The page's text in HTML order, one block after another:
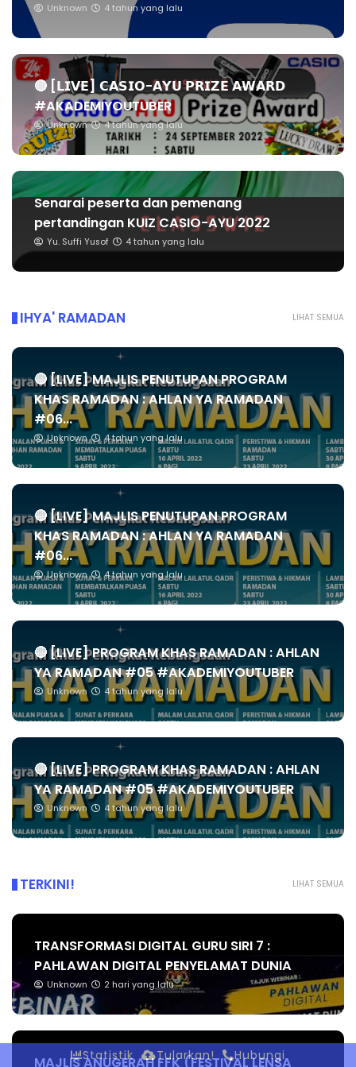
Unknown 4 tahun yang lalu
🔴 [𝗟𝗜𝗩𝗘] 𝗖𝗔𝗦𝗜𝗢-𝗔𝗬𝗨 𝗣𝗥𝗜𝗭𝗘 𝗔𝗪𝗔𝗥𝗗
#AKADEMIYOUTUBER
Unknown 4 tahun yang lalu
Senarai peserta dan pemenang
pertandingan KUIZ CASIO-AYU 2022
Yu. Suffi Yusof 4 tahun yang lalu
LIHAT SEMUA
IHYA' RAMADAN
🔴 [LIVE] MAJLIS PENUTUPAN PROGRAM
KHAS RAMADAN : AHLAN YA RAMADAN
#06...
Unknown 4 tahun yang lalu
🔴 [LIVE] MAJLIS PENUTUPAN PROGRAM
KHAS RAMADAN : AHLAN YA RAMADAN
#06...
Unknown 4 tahun yang lalu
🔴 [LIVE] PROGRAM KHAS RAMADAN : AHLAN
YA RAMADAN #05 #AKADEMIYOUTUBER
Unknown 4 tahun yang lalu
🔴 [LIVE] PROGRAM KHAS RAMADAN : AHLAN
YA RAMADAN #05 #AKADEMIYOUTUBER
Unknown 4 tahun yang lalu
LIHAT SEMUA
TERKINI!
TRANSFORMASI DIGITAL GURU SIRI 7 :
PAHLAWAN DIGITAL PENYELAMAT DUNIA
Unknown 2 hari yang lalu
MAJLIS ANUGERAH FFK (FESTIVAL LENSA
Statistik Tularkan! Hubungi